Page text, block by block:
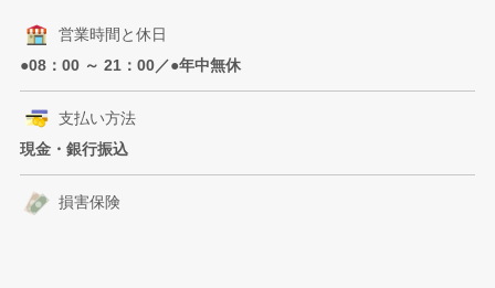
営業時間と休日
●08：00 ～ 21：00／●年中無休
支払い方法
現金・銀行振込
損害保険